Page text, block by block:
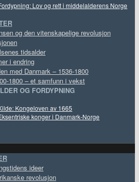
Lov og rett i middelalderens Norge
og den vitenskapelige revolusjon
tidsalder
i endring
med Danmark – 1536-1800
1800 – et samfunn i vekst
OG FORDYPNING
Kongeloven av 1665
konger i Danmark-Norge
ideer
revolusjon